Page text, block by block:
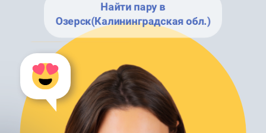
Найти пару в
Озерск(Калининградская обл.)